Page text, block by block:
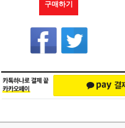
구매하기